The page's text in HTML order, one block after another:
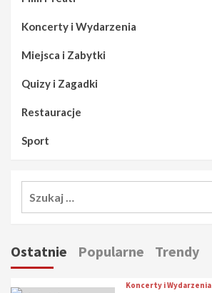
Koncerty i Wydarzenia
Miejsca i Zabytki
Quizy i Zagadki
Restauracje
Sport
Ostatnie Popularne Trendy
Koncerty i Wydarzenia